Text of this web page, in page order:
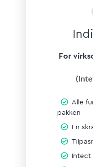
For
Alle
pakken
En
Intect